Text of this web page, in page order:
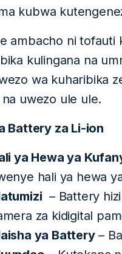
kubwa
ambacho ni tofauti
kulingana na
wa kuharibika
na uwezo ule ule.
Battery za Li-ion
ya Hewa ya
hali ya hewa
– Battery
za kidigital
ya Battery–